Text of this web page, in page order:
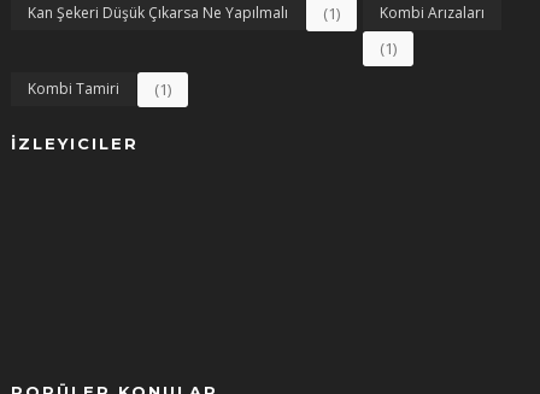
Kan Şekeri Düşük Çıkarsa Ne Yapılmalı (1) Kombi Arızaları
(1)
Kombi Tamiri (1)
İZLEYICILER